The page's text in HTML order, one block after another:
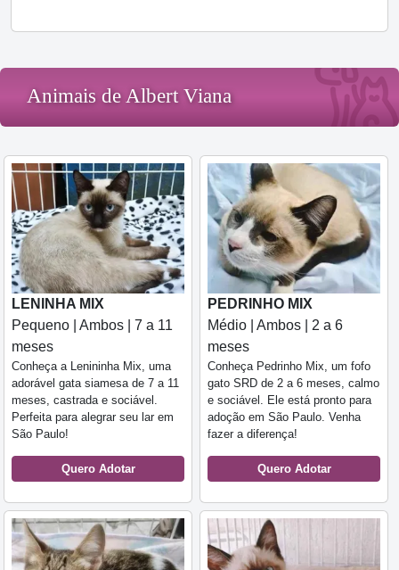
Animais de Albert Viana
LENINHA MIX
Pequeno | Ambos | 7 a 11
meses
Conheça a Lenininha Mix, uma
adorável gata siamesa de 7 a 11
meses, castrada e sociável.
Perfeita para alegrar seu lar em
São Paulo!
Quero Adotar
PEDRINHO MIX
Médio | Ambos | 2 a 6
meses
Conheça Pedrinho Mix, um fofo
gato SRD de 2 a 6 meses, calmo
e sociável. Ele está pronto para
adoção em São Paulo. Venha
fazer a diferença!
Quero Adotar